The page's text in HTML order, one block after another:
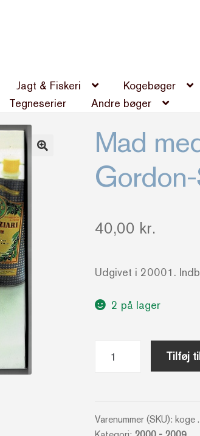
Jagt & Fiskeri
Kogebøger
Tegneserier Andre bøger
Mad
40,00 kr.
Udgivet i 20001.
2 på lager
Clare
Tilføj
Varenummer (SKU): koge